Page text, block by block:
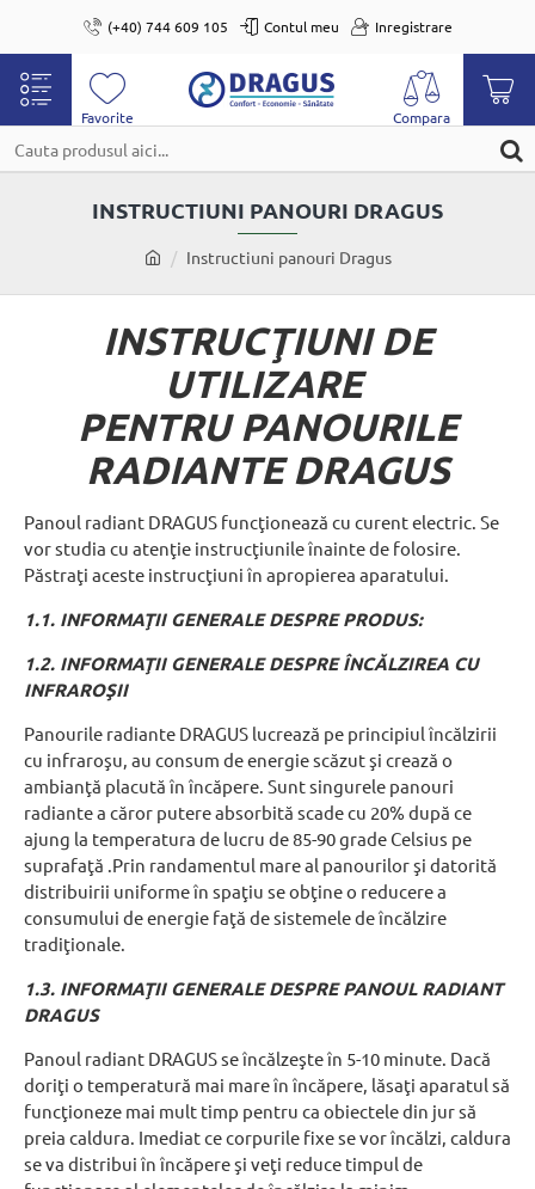
(+40) 744 609 105 Contul meu Inregistrare
Cauta
INSTRUCTIUNI PANOURI DRAGUS
homeInstructiuni panouri Dragus
INSTRUCŢIUNI DE
UTILIZARE
PENTRU PANOURILE
RADIANTE DRAGUS
Panoul radiant DRAGUS funcţionează cu curent electric. Se
vor studia cu atenţie instrucţiunile înainte de folosire.
Păstraţi aceste instrucţiuni în apropierea aparatului.
1.1. INFORMAŢII GENERALE DESPRE PRODUS:
1.2. INFORMAŢII GENERALE DESPRE ÎNCĂLZIREA CU
INFRAROŞII
Panourile radiante DRAGUS lucrează pe principiul încălzirii
cu infraroşu, au consum de energie scăzut şi crează o
ambianţă placută în încăpere. Sunt singurele panouri
radiante a căror putere absorbită scade cu 20% după ce
ajung la temperatura de lucru de 85-90 grade Celsius pe
suprafaţă .Prin randamentul mare al panourilor şi datorită
distribuirii uniforme în spaţiu se obţine o reducere a
consumului de energie faţă de sistemele de încălzire
tradiţionale.
1.3. INFORMAŢII GENERALE DESPRE PANOUL RADIANT
DRAGUS
Panoul radiant DRAGUS se încălzeşte în 5-10 minute. Dacă
doriţi o temperatură mai mare în încăpere, lăsaţi aparatul să
funcţioneze mai mult timp pentru ca obiectele din jur să
preia caldura. Imediat ce corpurile fixe se vor încălzi, caldura
se va distribui în încăpere şi veţi reduce timpul de